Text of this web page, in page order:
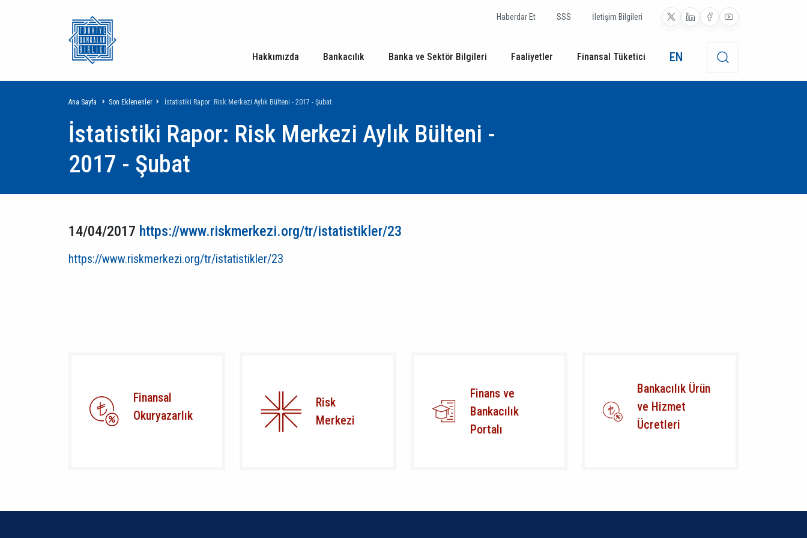
Haberdar Et SSS İletişim Bilgileri
Hakkımızda Bankacılık Banka ve Sektör Bilgileri Faaliyetler Finansal Tüketici EN
Sayfa
yolu
Ana Sayfa Son Eklenenler İstatistiki Rapor: Risk Merkezi Aylık Bülteni - 2017 - Şubat
İstatistiki Rapor: Risk Merkezi Aylık Bülteni -
2017 - Şubat
14/04/2017 https://www.riskmerkezi.org/tr/istatistikler/23
https://www.riskmerkezi.org/tr/istatistikler/23
Finansal
Okuryazarlık
Risk
Merkezi
Finans ve
Bankacılık
Portalı
Bankacılık Ürün
ve Hizmet
Ücretleri